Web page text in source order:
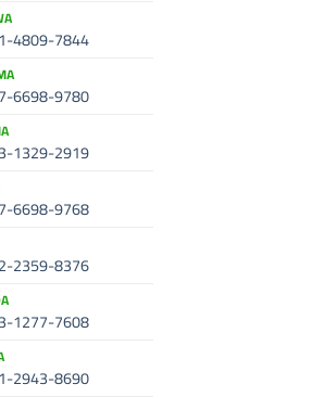
4809-7844
6698-9780
1329-2919
6698-9768
2359-8376
1277-7608
2943-8690